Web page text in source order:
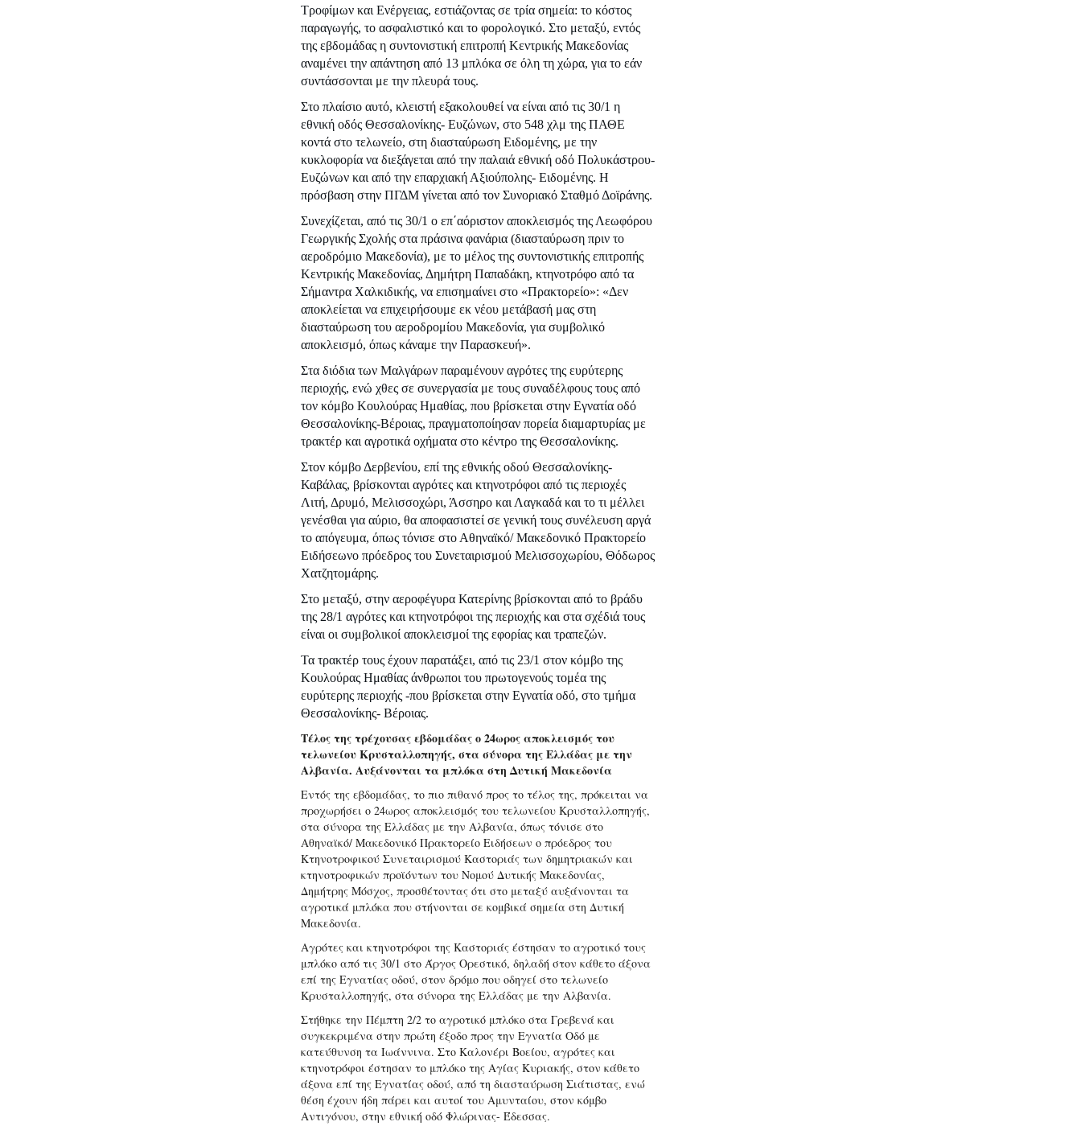
Τροφίμων και Ενέργειας, εστιάζοντας σε τρία σημεία: το κόστος
παραγωγής, το ασφαλιστικό και το φορολογικό. Στο μεταξύ, εντός
της εβδομάδας η συντονιστική επιτροπή Κεντρικής Μακεδονίας
αναμένει την απάντηση από 13 μπλόκα σε όλη τη χώρα, για το εάν
συντάσσονται με την πλευρά τους.
Στο πλαίσιο αυτό, κλειστή εξακολουθεί να είναι από τις 30/1 η
εθνική οδός Θεσσαλονίκης- Ευζώνων, στο 548 χλμ της ΠΑΘΕ
κοντά στο τελωνείο, στη διασταύρωση Ειδομένης, με την
κυκλοφορία να διεξάγεται από την παλαιά εθνική οδό Πολυκάστρου-
Ευζώνων και από την επαρχιακή Αξιούπολης- Ειδομένης. Η
πρόσβαση στην ΠΓΔΜ γίνεται από τον Συνοριακό Σταθμό Δοϊράνης.
Συνεχίζεται, από τις 30/1 ο επ΄αόριστον αποκλεισμός της Λεωφόρου
Γεωργικής Σχολής στα πράσινα φανάρια (διασταύρωση πριν το
αεροδρόμιο Μακεδονία), με το μέλος της συντονιστικής επιτροπής
Κεντρικής Μακεδονίας, Δημήτρη Παπαδάκη, κτηνοτρόφο από τα
Σήμαντρα Χαλκιδικής, να επισημαίνει στο «Πρακτορείο»: «Δεν
αποκλείεται να επιχειρήσουμε εκ νέου μετάβασή μας στη
διασταύρωση του αεροδρομίου Μακεδονία, για συμβολικό
αποκλεισμό, όπως κάναμε την Παρασκευή».
Στα διόδια των Μαλγάρων παραμένουν αγρότες της ευρύτερης
περιοχής, ενώ χθες σε συνεργασία με τους συναδέλφους τους από
τον κόμβο Κουλούρας Ημαθίας, που βρίσκεται στην Εγνατία οδό
Θεσσαλονίκης-Βέροιας, πραγματοποίησαν πορεία διαμαρτυρίας με
τρακτέρ και αγροτικά οχήματα στο κέντρο της Θεσσαλονίκης.
Στον κόμβο Δερβενίου, επί της εθνικής οδού Θεσσαλονίκης-
Καβάλας, βρίσκονται αγρότες και κτηνοτρόφοι από τις περιοχές
Λιτή, Δρυμό, Μελισσοχώρι, Άσσηρο και Λαγκαδά και το τι μέλλει
γενέσθαι για αύριο, θα αποφασιστεί σε γενική τους συνέλευση αργά
το απόγευμα, όπως τόνισε στο Αθηναϊκό/ Μακεδονικό Πρακτορείο
Ειδήσεωνο πρόεδρος του Συνεταιρισμού Μελισσοχωρίου, Θόδωρος
Χατζητομάρης.
Στο μεταξύ, στην αεροφέγυρα Κατερίνης βρίσκονται από το βράδυ
της 28/1 αγρότες και κτηνοτρόφοι της περιοχής και στα σχέδιά τους
είναι οι συμβολικοί αποκλεισμοί της εφορίας και τραπεζών.
Τα τρακτέρ τους έχουν παρατάξει, από τις 23/1 στον κόμβο της
Κουλούρας Ημαθίας άνθρωποι του πρωτογενούς τομέα της
ευρύτερης περιοχής -που βρίσκεται στην Εγνατία οδό, στο τμήμα
Θεσσαλονίκης- Βέροιας.
Τέλος της τρέχουσας εβδομάδας ο 24ωρος αποκλεισμός του
τελωνείου Κρυσταλλοπηγής, στα σύνορα της Ελλάδας με την
Αλβανία. Αυξάνονται τα μπλόκα στη Δυτική Μακεδονία
Εντός της εβδομάδας, το πιο πιθανό προς το τέλος της, πρόκειται να
προχωρήσει ο 24ωρος αποκλεισμός του τελωνείου Κρυσταλλοπηγής,
στα σύνορα της Ελλάδας με την Αλβανία, όπως τόνισε στο
Αθηναϊκό/ Μακεδονικό Πρακτορείο Ειδήσεων ο πρόεδρος του
Κτηνοτροφικού Συνεταιρισμού Καστοριάς των δημητριακών και
κτηνοτροφικών προϊόντων του Νομού Δυτικής Μακεδονίας,
Δημήτρης Μόσχος, προσθέτοντας ότι στο μεταξύ αυξάνονται τα
αγροτικά μπλόκα που στήνονται σε κομβικά σημεία στη Δυτική
Μακεδονία.
Αγρότες και κτηνοτρόφοι της Καστοριάς έστησαν το αγροτικό τους
μπλόκο από τις 30/1 στο Άργος Ορεστικό, δηλαδή στον κάθετο άξονα
επί της Εγνατίας οδού, στον δρόμο που οδηγεί στο τελωνείο
Κρυσταλλοπηγής, στα σύνορα της Ελλάδας με την Αλβανία.
Στήθηκε την Πέμπτη 2/2 το αγροτικό μπλόκο στα Γρεβενά και
συγκεκριμένα στην πρώτη έξοδο προς την Εγνατία Οδό με
κατεύθυνση τα Ιωάννινα. Στο Καλονέρι Βοείου, αγρότες και
κτηνοτρόφοι έστησαν το μπλόκο της Αγίας Κυριακής, στον κάθετο
άξονα επί της Εγνατίας οδού, από τη διασταύρωση Σιάτιστας, ενώ
θέση έχουν ήδη πάρει και αυτοί του Αμυνταίου, στον κόμβο
Αντιγόνου, στην εθνική οδό Φλώρινας- Έδεσσας.